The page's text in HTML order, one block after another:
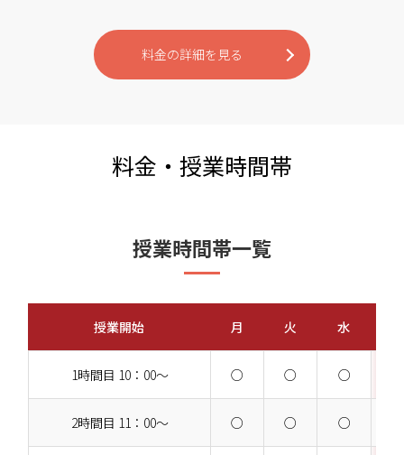
料金の詳細を見る
料金・授業時間帯
授業時間帯一覧
授業開始 月 火 水
1時間目 10：00～ ○ ○ ○
2時間目 11：00～ ○ ○ ○